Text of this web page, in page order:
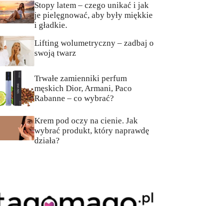
Stopy latem – czego unikać i jak
je pielęgnować, aby były miękkie
i gładkie.
Lifting wolumetryczny – zadbaj o
swoją twarz
Trwałe zamienniki perfum
męskich Dior, Armani, Paco
Rabanne – co wybrać?
Krem pod oczy na cienie. Jak
wybrać produkt, który naprawdę
działa?